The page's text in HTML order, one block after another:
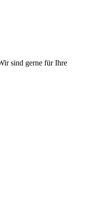
sind gerne für Ihre